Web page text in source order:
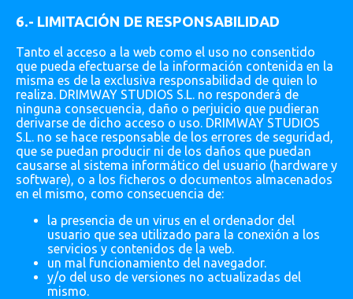
6.- LIMITACIÓN DE RESPONSABILIDAD
Tanto el acceso a la web como el uso no consentido
que pueda efectuarse de la información contenida en la
misma es de la exclusiva responsabilidad de quien lo
realiza. DRIMWAY STUDIOS S.L. no responderá de
ninguna consecuencia, daño o perjuicio que pudieran
derivarse de dicho acceso o uso. DRIMWAY STUDIOS
S.L. no se hace responsable de los errores de seguridad,
que se puedan producir ni de los daños que puedan
causarse al sistema informático del usuario (hardware y
software), o a los ficheros o documentos almacenados
en el mismo, como consecuencia de:
la presencia de un virus en el ordenador del
usuario que sea utilizado para la conexión a los
servicios y contenidos de la web.
un mal funcionamiento del navegador.
y/o del uso de versiones no actualizadas del
mismo.